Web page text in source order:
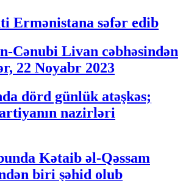
Ermənistana səfər edib
Cənubi Livan cəbhəsindən
22 Noyabr 2023
dörd günlük atəşkəs;
nazirləri
Kətaib əl-Qəssam
biri şəhid olub